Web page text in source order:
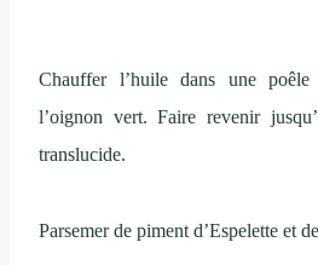
Chauffer l’huile dans une
l’oignon vert. Faire revenir
translucide.
Parsemer de piment d’Espelette et